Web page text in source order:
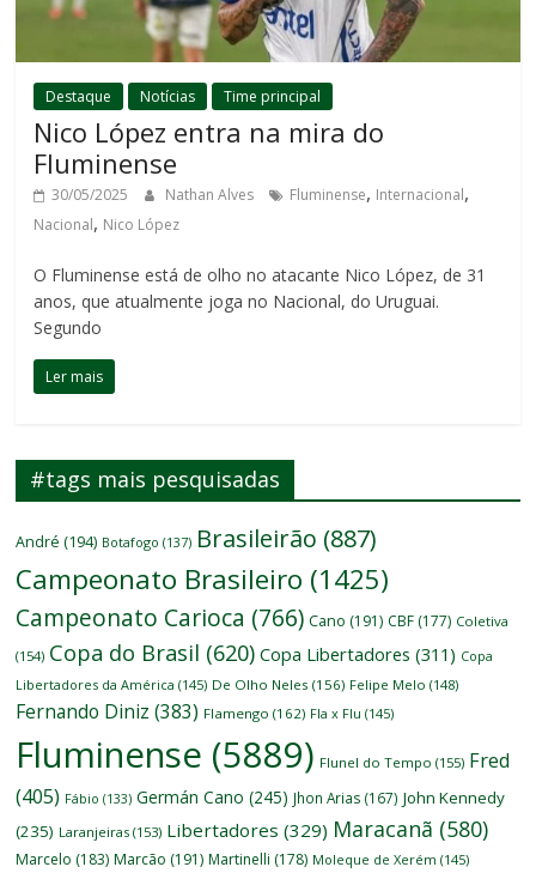
Destaque Notícias Time principal
Nico López entra na mira do
Fluminense
30/05/2025 Nathan Alves Fluminense, Internacional,
Nacional, Nico López
O Fluminense está de olho no atacante Nico López, de 31
anos, que atualmente joga no Nacional, do Uruguai.
Segundo
Ler mais
#tags mais pesquisadas
André (194) Botafogo (137) Brasileirão (887)
Campeonato Brasileiro (1425)
Campeonato Carioca (766) Cano (191) CBF (177) Coletiva
(154) Copa do Brasil (620) Copa Libertadores (311) Copa
Libertadores da América (145) De Olho Neles (156) Felipe Melo (148)
Fernando Diniz (383) Flamengo (162) Fla x Flu (145)
Fluminense (5889) Flunel do Tempo (155) Fred
(405) Fábio (133) Germán Cano (245) Jhon Arias (167) John Kennedy
(235) Laranjeiras (153) Libertadores (329) Maracanã (580)
Marcelo (183) Marcão (191) Martinelli (178) Moleque de Xerém (145)